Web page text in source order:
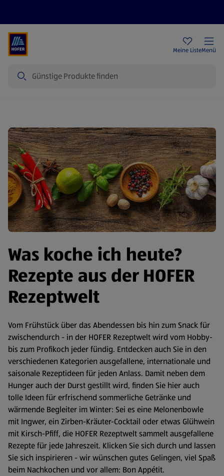
Meine ListeMenü
Was koche ich heute?
Rezepte aus der HOFER
Rezeptwelt
Vom Frühstück über das Abendessen bis hin zum Snack für
zwischendurch - in der HOFER Rezeptwelt wird vom Hobby-
bis zum Profikoch jeder fündig. Entdecken auch Sie in den
verschiedenen Kategorien ausgefallene, internationale und
saisonale Rezeptideen für jeden Anlass. Damit neben dem
Hunger auch der Durst gestillt wird, finden Sie hier auch
tolle Ideen für erfrischend sommerliche Getränke und
wärmende Begleiter im Winter: Sei es eine Melonenbowle
mit Ingwer, ein Zirben-Kräuter-Cocktail oder etwas Glühwein
mit Kirsch-Pfiff, die HOFER Rezeptwelt sammelt ausgefallene
Rezepte für jede Jahreszeit. Klicken Sie sich durch und lassen
Sie sich inspirieren - wir wünschen gutes Gelingen, viel Spaß
beim Nachkochen und vor allem: Bon Appétit.